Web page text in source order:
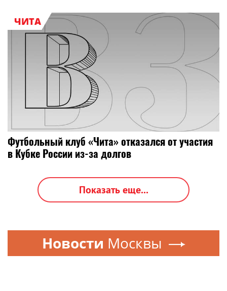
ЧИТА
Футбольный клуб «Чита» отказался от участия
в Кубке России из-за долгов
Показать еще...
Новости Москвы